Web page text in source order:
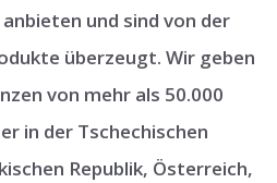
und sind von der
überzeugt. Wir geben
von mehr als 50.000
in der Tschechischen
Republik, Österreich,